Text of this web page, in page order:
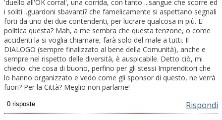
'duello all'OK corral', una corrida, con tanto ...sangue che scorre ed
i soliti ..guardoni sbavanti? che famelicamente si aspettano segnali
forti da uno dei due contendenti, per lucrare qualcosa in più. E'
politica questa? Mah, a me sembra che questa tenzone, o come
accidenti la si voglia chiamare, farà solo del male a tutti. Il
DIALOGO (sempre finalizzato al bene della Comunità), anche e
sempre nel rispetto delle diversità, è auspicabile. Detto ciò, mi
chiedo: che cosa di buono, perfino per gli stessi Imprenditori che
lo hanno organizzato e vedo come gli sponsor di questo, ne verrà
fuori? Per la Città? Meglio non parlarne!
Rispondi